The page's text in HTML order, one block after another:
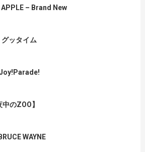
APPLE – Brand New
ッタイム
のZOO】
WAYNE